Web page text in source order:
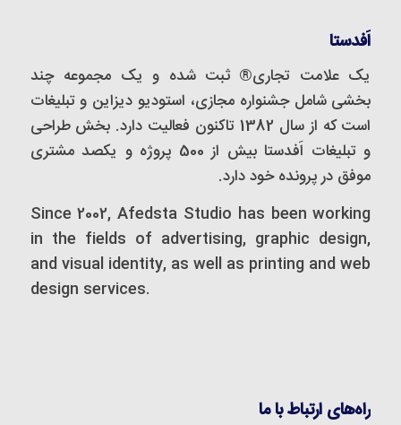
اَفدستا
یک علامت تجاری® ثبت شده و یک مجموعه‌ چند
بخشی شامل جشنواره مجازی، استودیو دیزاین و تبلیغات
است که از سال 1382 تاکنون فعالیت دارد. بخش طراحی
و تبلیغات اَفدستا بیش از 500 پروژه و یکصد مشتری
موفق در پرونده خود دارد.
Since 2002, Afedsta Studio has been working
in the fields of advertising, graphic design,
and visual identity, as well as printing and web
design services.
راه‌های ارتباط با ما